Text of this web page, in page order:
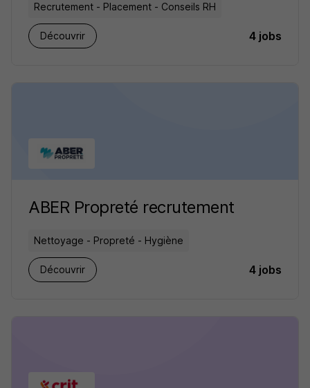
Recrutement - Placement - Conseils RH
Découvrir 4 jobs
ABER Propreté recrutement
Nettoyage - Propreté - Hygiène
Découvrir 4 jobs